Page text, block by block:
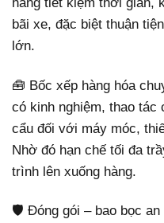
hàng tiết kiệm thời gian,
bãi xe, đặc biệt thuận
lớn.
🧰 Bốc xếp hàng hóa
có kinh nghiệm, thao tác
cẩu đối với máy móc,
Nhờ đó hạn chế tối đa
trình lên xuống hàng.
🛡️ Đóng gói – bao bọc an